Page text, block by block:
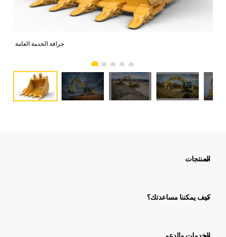
جرافة الخدمة العامة
المنتجات
كيف يمكننا مساعدتك؟